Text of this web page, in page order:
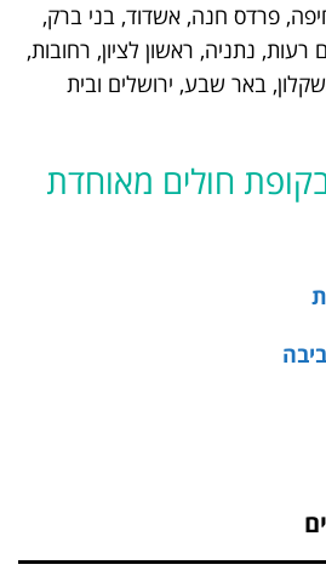
פרדס חנה, אשדוד, בני ברק,
נתניה, ראשון לציון, רחובות,
באר שבע, ירושלים ובית
חולים מאוחדת